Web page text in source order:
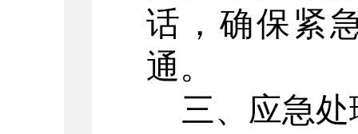
话，确保紧
通。
三、应急处